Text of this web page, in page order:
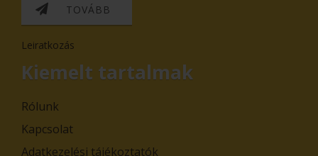
TOVÁBB
Leiratkozás
Kiemelt tartalmak
Rólunk
Kapcsolat
Adatkezelési tájékoztatók